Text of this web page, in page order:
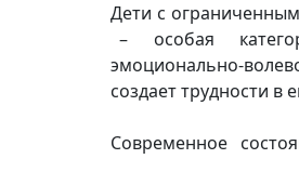
Дети с
– особая
эмоционально-
создает трудности в
Современное